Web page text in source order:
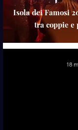
Isola dei Famosi
tra coppie
18